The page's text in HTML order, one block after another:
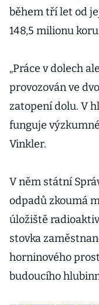
během tří let od
148,5 milionu
„Práce v dolech
provozován ve
zatopení dolu. V
funguje
Vinkler.
V něm státní
odpadů zkoumá
úložiště
stovka
horninového
budoucího